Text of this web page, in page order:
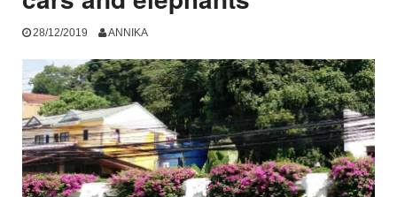
28/12/2019 ANNIKA